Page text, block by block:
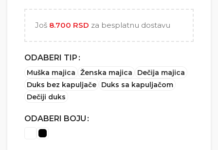
Još 8.700 RSD za besplatnu dostavu
ODABERI TIP
Muška majica Ženska majica
Dečija majica
Duks bez kapuljače
Duks sa kapuljačom
Dečiji duks
ODABERI BOJU